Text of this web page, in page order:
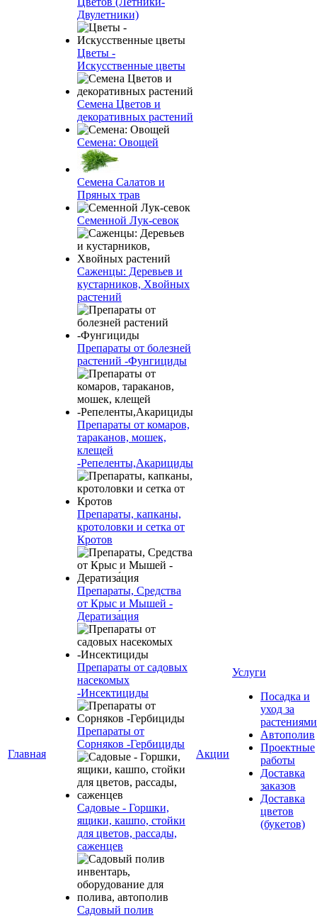
Главная
Двулетники)
Цветы -
Искусственные цветы
Семена Цветов и
декоративных растений
Семена: Овощей
Семена Салатов и
Пряных трав
Семенной Лук-севок
Саженцы: Деревьев и
кустарников, Хвойных
растений
Препараты от болезней
растений -Фунгициды
Препараты от комаров,
тараканов, мошек,
клещей
-Репеленты,Акарициды
Препараты, капканы,
кротоловки и сетка от
Кротов
Препараты, Средства
от Крыс и Мышей -
Дератиза́ция
Препараты от садовых
насекомых
-Инсектициды
Препараты от
Сорняков -Гербициды
Садовые - Горшки,
ящики, кашпо, стойки
для цветов, рассады,
саженцев
Садовый полив
Акции
Услуги
Посадка и
уход за
растениями
Автополив
Проектные
работы
Доставка
заказов
Доставка
цветов
(букетов)